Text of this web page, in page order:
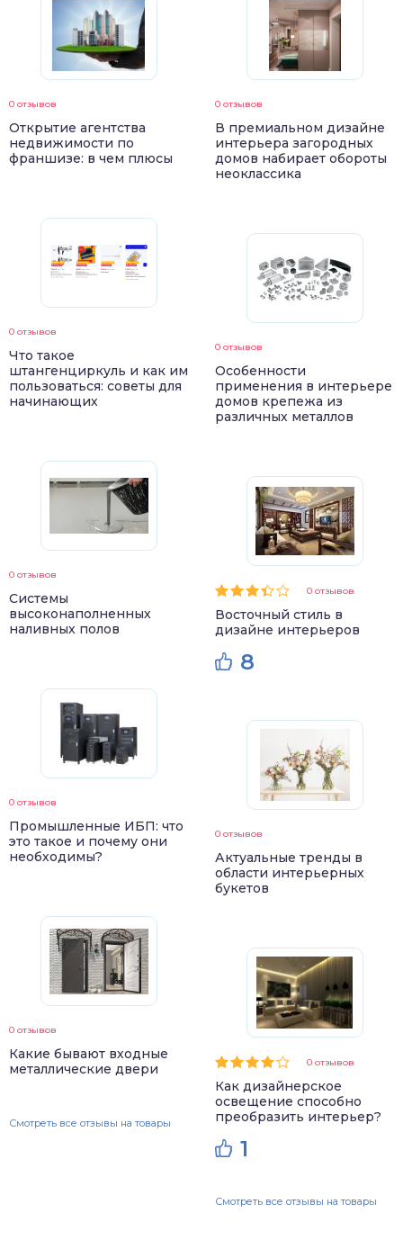
0 отзывов
Открытие агентства
недвижимости по
франшизе: в чем плюсы
0 отзывов
Что такое
штангенциркуль и как им
пользоваться: советы для
начинающих
0 отзывов
Системы
высоконаполненных
наливных полов
0 отзывов
Промышленные ИБП: что
это такое и почему они
необходимы?
0 отзывов
Какие бывают входные
металлические двери
Смотреть все отзывы на товары
0 отзывов
В премиальном дизайне
интерьера загородных
домов набирает обороты
неоклассика
0 отзывов
Особенности
применения в интерьере
домов крепежа из
различных металлов
0 отзывов
Восточный стиль в
дизайне интерьеров
8
0 отзывов
Актуальные тренды в
области интерьерных
букетов
0 отзывов
Как дизайнерское
освещение способно
преобразить интерьер?
1
Смотреть все отзывы на товары